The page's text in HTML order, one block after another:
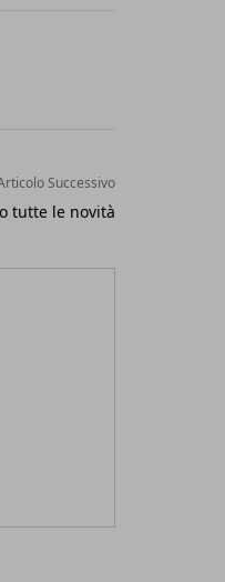
Successivo
tutte le novità